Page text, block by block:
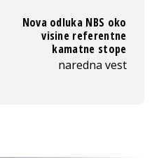
Nova odluka NBS oko
visine referentne
kamatne stope
naredna vest